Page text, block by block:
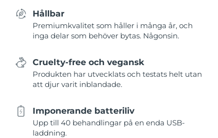
Hållbar
Premiumkvalitet som håller i många år, och
inga delar som behöver bytas. Någonsin.
Cruelty-free och vegansk
Produkten har utvecklats och testats helt utan
att djur varit inblandade.
Imponerande batteriliv
Upp till 40 behandlingar på en enda USB-
laddning.